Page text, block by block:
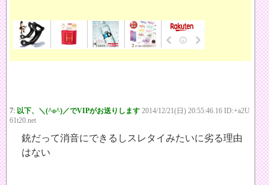
7: 以下、＼(^o^)／でVIPがお送りします 2014/12/21(日) 20:55:46.16 ID:+a2U
61t20.net
銃だって消音にできるしスレタイみたいに劣る理由
はない